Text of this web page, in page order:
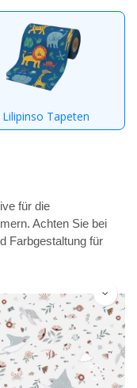
Lilipinso Tapeten
für die
Achten Sie bei
Farbgestaltung für